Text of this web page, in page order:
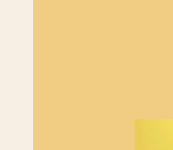
Els